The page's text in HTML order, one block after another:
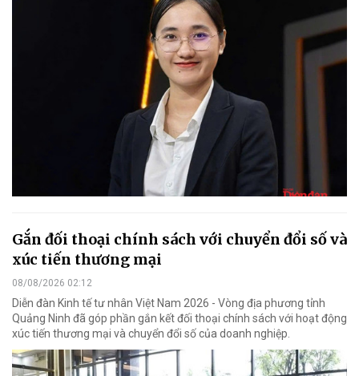
Gắn đối thoại chính sách với chuyển đổi số và
xúc tiến thương mại
08/08/2026 02:12
Diễn đàn Kinh tế tư nhân Việt Nam 2026 - Vòng địa phương tỉnh
Quảng Ninh đã góp phần gắn kết đối thoại chính sách với hoạt động
xúc tiến thương mại và chuyển đổi số của doanh nghiệp.